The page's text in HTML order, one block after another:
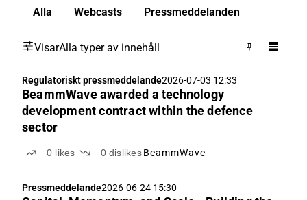
Alla Webcasts Pressmeddelanden
VisarAlla typer av innehåll
Regulatoriskt pressmeddelande2026-07-03 12:33
BeammWave awarded a technology
development contract within the defence
sector
0 likes 0 dislikes BeammWave
Pressmeddelande2026-06-24 15:30